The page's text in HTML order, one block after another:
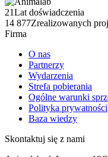
21Lat doświadczenia
14 877Zrealizowanych
Firma
O nas
Partnerzy
Wydarzenia
Strefa pobierania
Ogólne warunki
Polityka prywatności
Baza wiedzy
Skontaktuj się z nami